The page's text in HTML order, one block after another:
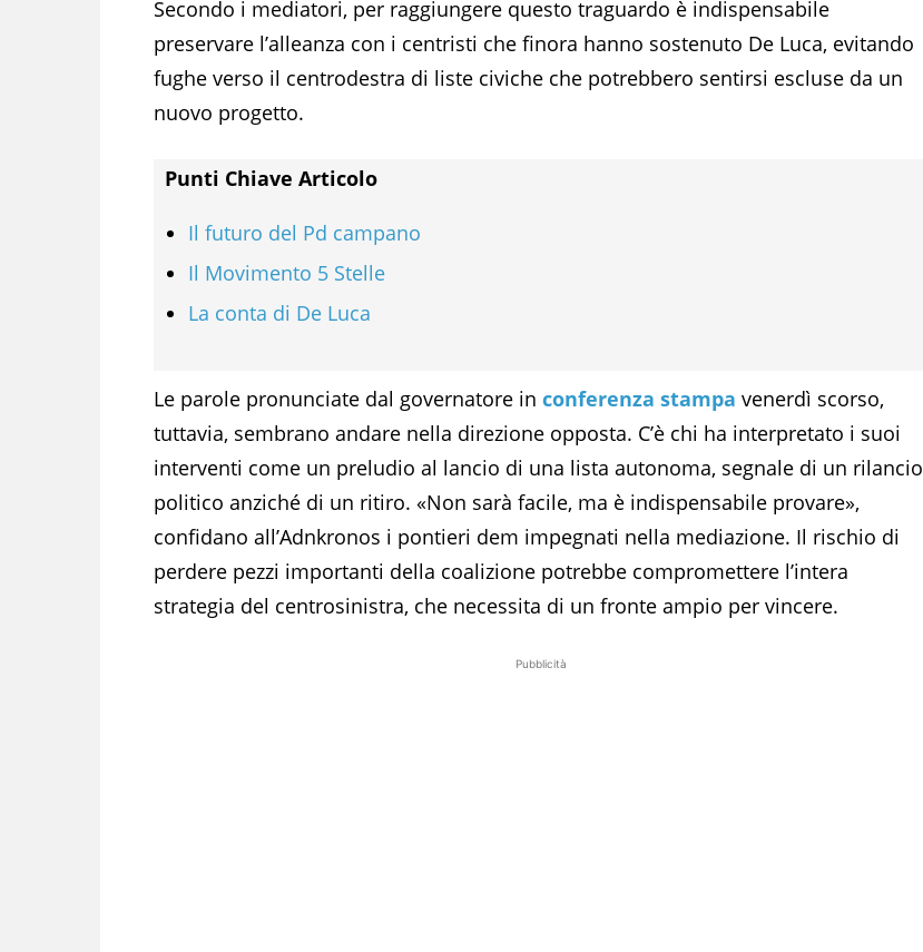
Secondo i mediatori, per raggiungere questo traguardo è indispensabile
preservare l’alleanza con i centristi che finora hanno sostenuto De Luca, evitando
fughe verso il centrodestra di liste civiche che potrebbero sentirsi escluse da un
nuovo progetto.
Punti Chiave Articolo
Il futuro del Pd campano
Il Movimento 5 Stelle
La conta di De Luca
Le parole pronunciate dal governatore in conferenza stampa venerdì scorso,
tuttavia, sembrano andare nella direzione opposta. C’è chi ha interpretato i suoi
interventi come un preludio al lancio di una lista autonoma, segnale di un rilancio
politico anziché di un ritiro. «Non sarà facile, ma è indispensabile provare»,
confidano all’Adnkronos i pontieri dem impegnati nella mediazione. Il rischio di
perdere pezzi importanti della coalizione potrebbe compromettere l’intera
strategia del centrosinistra, che necessita di un fronte ampio per vincere.
Pubblicità